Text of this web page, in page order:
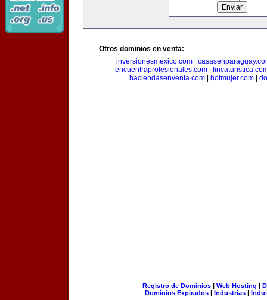
Otros dominios en venta:
inversionesmexico.com
encuentraprofesionales.com
haciendasenventa.com| hotmujer.com|
Registro de Dominios| Web Hosting |
Dominios Expirados | Industrias |